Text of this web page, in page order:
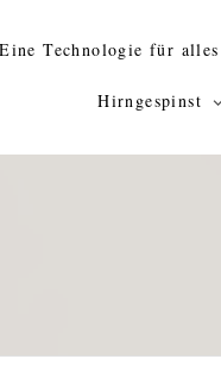
Eine Technologie für alles
Hirngespinst